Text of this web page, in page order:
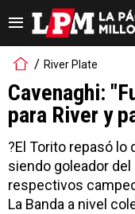
River Plate
Cavenaghi:
para River y
?El Torito repasó lo
siendo goleador del
respectivos
La Banda a nivel